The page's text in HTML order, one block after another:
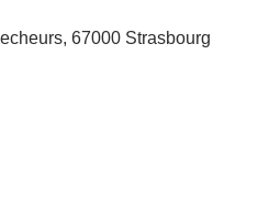
67000 Strasbourg